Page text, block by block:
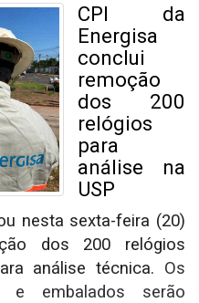
CPI da
Energisa
conclui
remoção
dos 200
relógios
para
análise na
USP
nesta sexta-feira (20)
dos 200 relógios
análise técnica. Os
e embalados serão